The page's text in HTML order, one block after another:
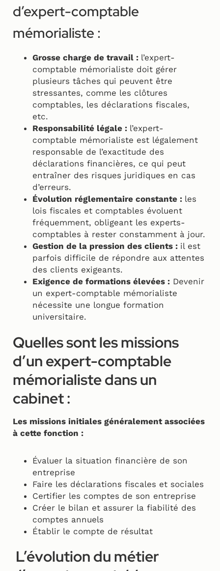
d’expert-comptable
mémorialiste :
Grosse charge de travail : l’expert-
comptable mémorialiste doit gérer
plusieurs tâches qui peuvent être
stressantes, comme les clôtures
comptables, les déclarations fiscales,
etc.
Responsabilité légale : l’expert-
comptable mémorialiste est légalement
responsable de l’exactitude des
déclarations financières, ce qui peut
entraîner des risques juridiques en cas
d’erreurs.
Évolution réglementaire constante : les
lois fiscales et comptables évoluent
fréquemment, obligeant les experts-
comptables à rester constamment à jour.
Gestion de la pression des clients : il est
parfois difficile de répondre aux attentes
des clients exigeants.
Exigence de formations élevées : Devenir
un expert-comptable mémorialiste
nécessite une longue formation
universitaire.
Quelles sont les missions
d’un expert-comptable
mémorialiste dans un
cabinet :
Les missions initiales généralement associées
à cette fonction :
Évaluer la situation financière de son
entreprise
Faire les déclarations fiscales et sociales
Certifier les comptes de son entreprise
Créer le bilan et assurer la fiabilité des
comptes annuels
Établir le compte de résultat
L’évolution du métier